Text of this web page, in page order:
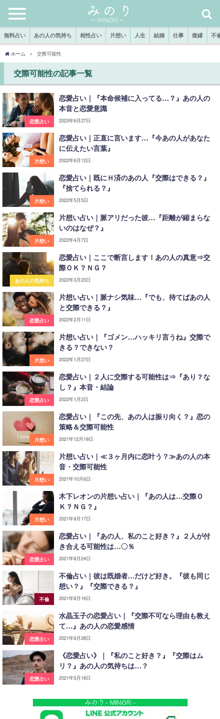
無料占い あの人の気持ち 相性占い 片想い 人生 結婚 仕事 復縁 不
ホーム 交際可能性
交際可能性の記事一覧
恋愛占い
恋愛占い｜『本命候補に入ってる…？』あの人の
本音と恋愛意識
2023年6月27日
片想い
恋愛占い｜正直に言います…『今あの人があなた
に伝えたい言葉』
2022年6月12日
片想い
恋愛占い｜既にＨ済のあの人『交際はできる？』
『捨てられる？』
2022年5月5日
片想い
片想い占い｜脈アリだった彼…『距離が縮まらな
いのはなぜ？』
2022年4月7日
あの人の気持ち
恋愛占い｜ここで断言します！あの人の真意⇒交
際ＯＫ？ＮＧ？
2022年3月23日
恋愛占い
片想い占い｜脈ナシ気味…『でも、待てばあの人
と交際できる？』
2022年2月11日
片想い
片想い占い｜『ゴメン…ハッキリ言うね』交際で
きる？できない？
2022年1月27日
恋愛占い
恋愛占い｜２人に交際する可能性は⇒『あり？な
し？』本音・結論
2022年1月2日
片想い
恋愛占い｜『この先、あの人は振り向く？』恋の
策略＆交際可能性
2021年12月19日
片想い
片想い占い｜≪３ヶ月内に恋叶う？≫あの人の本
音・交際可能性
2021年10月6日
片想い
木下レオンの片想い占い｜『あの人は…交際Ｏ
Ｋ？ＮＧ？』
2021年9月17日
恋愛占い
恋愛占い｜『あの人、私のこと好き？』２人が付
き合える可能性は…〇％
2021年8月24日
不倫
不倫占い｜彼は既婚者…だけど好き。『彼も同じ
想い？』『交際できる？』
2021年8月16日
恋愛占い
水晶玉子の恋愛占い｜『交際不可なら理由も教え
て…』あの人の恋愛感情
2021年6月28日
恋愛占い
《恋愛占い》｜『私のこと好き？』『交際はム
リ？』あの人の気持ちは…？
2021年5月18日